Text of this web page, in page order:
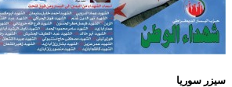
سيزر سوريا